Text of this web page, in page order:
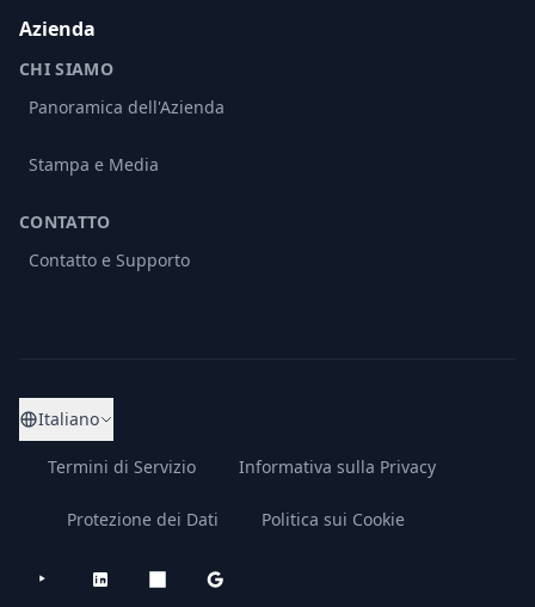
Azienda
CHI SIAMO
Panoramica dell'Azienda
Stampa e Media
CONTATTO
Contatto e Supporto
Italiano
Termini di Servizio Informativa sulla Privacy
Protezione dei Dati Politica sui Cookie